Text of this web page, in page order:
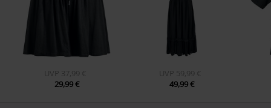
UVP 37,99 €
29,99 €
UVP 59,99 €
49,99 €